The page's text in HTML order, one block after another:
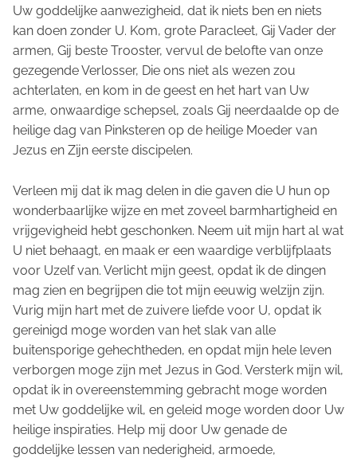
Uw goddelijke aanwezigheid, dat ik niets ben en niets
kan doen zonder U. Kom, grote Paracleet, Gij Vader der
armen, Gij beste Trooster, vervul de belofte van onze
gezegende Verlosser, Die ons niet als wezen zou
achterlaten, en kom in de geest en het hart van Uw
arme, onwaardige schepsel, zoals Gij neerdaalde op de
heilige dag van Pinksteren op de heilige Moeder van
Jezus en Zijn eerste discipelen.
Verleen mij dat ik mag delen in die gaven die U hun op
wonderbaarlijke wijze en met zoveel barmhartigheid en
vrijgevigheid hebt geschonken. Neem uit mijn hart al wat
U niet behaagt, en maak er een waardige verblijfplaats
voor Uzelf van. Verlicht mijn geest, opdat ik de dingen
mag zien en begrijpen die tot mijn eeuwig welzijn zijn.
Vurig mijn hart met de zuivere liefde voor U, opdat ik
gereinigd moge worden van het slak van alle
buitensporige gehechtheden, en opdat mijn hele leven
verborgen moge zijn met Jezus in God. Versterk mijn wil,
opdat ik in overeenstemming gebracht moge worden
met Uw goddelijke wil, en geleid moge worden door Uw
heilige inspiraties. Help mij door Uw genade de
goddelijke lessen van nederigheid, armoede,